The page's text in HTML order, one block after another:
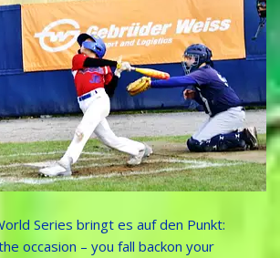
Series bringt es auf den Punkt:
occasion – you fall backon your